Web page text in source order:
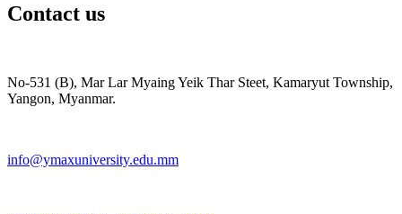
Contact us
No-531 (B), Mar Lar Myaing Yeik Thar Steet, Kamaryut Township,
Yangon, Myanmar.
info@ymaxuniversity.edu.mm